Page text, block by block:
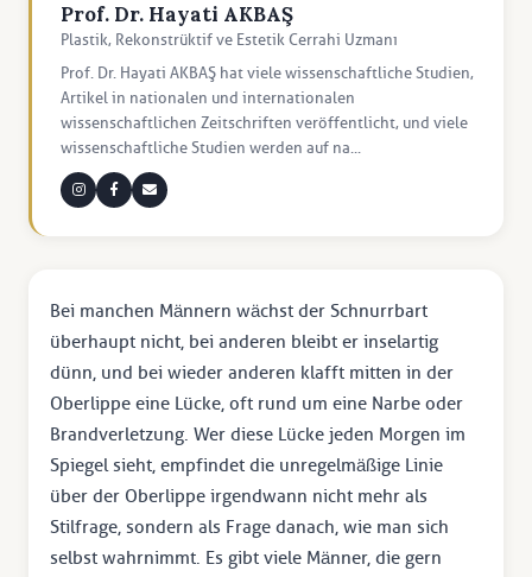
Prof. Dr. Hayati AKBAŞ
Plastik, Rekonstrüktif ve Estetik Cerrahi Uzmanı
Prof. Dr. Hayati AKBAŞ hat viele wissenschaftliche Studien,
Artikel in nationalen und internationalen
wissenschaftlichen Zeitschriften veröffentlicht, und viele
wissenschaftliche Studien werden auf na...
Bei manchen Männern wächst der Schnurrbart
überhaupt nicht, bei anderen bleibt er inselartig
dünn, und bei wieder anderen klafft mitten in der
Oberlippe eine Lücke, oft rund um eine Narbe oder
Brandverletzung. Wer diese Lücke jeden Morgen im
Spiegel sieht, empfindet die unregelmäßige Linie
über der Oberlippe irgendwann nicht mehr als
Stilfrage, sondern als Frage danach, wie man sich
selbst wahrnimmt. Es gibt viele Männer, die gern